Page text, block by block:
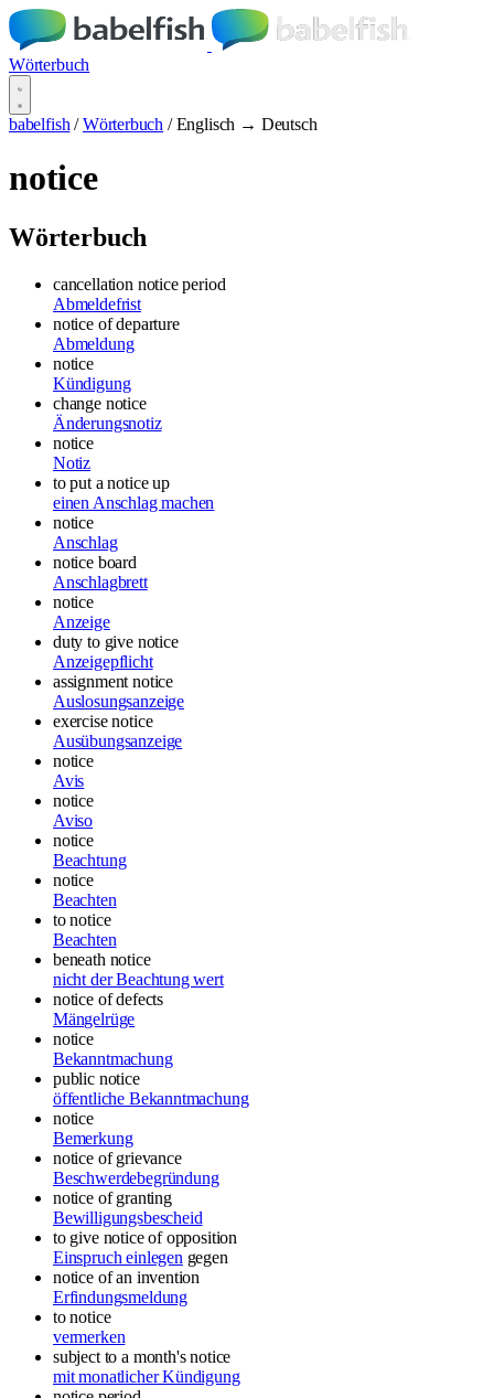
Wörterbuch
babelfish / Wörterbuch / Englisch → Deutsch
notice
Wörterbuch
cancellation notice period
Abmeldefrist
notice of departure
Abmeldung
notice
Kündigung
change notice
Änderungsnotiz
notice
Notiz
to put a notice up
einen Anschlag machen
notice
Anschlag
notice board
Anschlagbrett
notice
Anzeige
duty to give notice
Anzeigepflicht
assignment notice
Auslosungsanzeige
exercise notice
Ausübungsanzeige
notice
Avis
notice
Aviso
notice
Beachtung
notice
Beachten
to notice
Beachten
beneath notice
nicht der Beachtung wert
notice of defects
Mängelrüge
notice
Bekanntmachung
public notice
öffentliche Bekanntmachung
notice
Bemerkung
notice of grievance
Beschwerdebegründung
notice of granting
Bewilligungsbescheid
to give notice of opposition
Einspruch einlegen gegen
notice of an invention
Erfindungsmeldung
to notice
vermerken
subject to a month's notice
mit monatlicher Kündigung